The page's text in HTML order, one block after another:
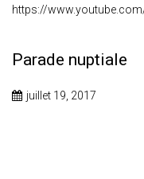
https://
Parade nuptiale
juillet 19, 2017